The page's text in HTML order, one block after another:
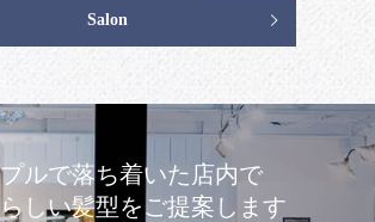
Salon
ルで落ち着いた店内で
しい髪型をご提案します